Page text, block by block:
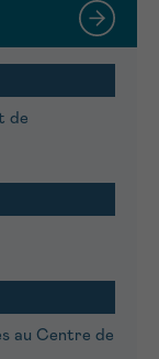
de
au Centre de